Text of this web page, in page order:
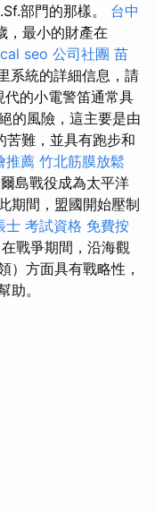
部門的那樣。 台中
，最小的財產在
seo 公司社團 苗
系統的詳細信息，請
代的小電警笛通常具
的風險，這主要是由
苦難，並具有跑步和
推薦 竹北筋膜放鬆
島戰役成為太平洋
期間，盟國開始壓制
士 考試資格 免費按
在戰爭期間，沿海觀
）方面具有戰略性，
助。